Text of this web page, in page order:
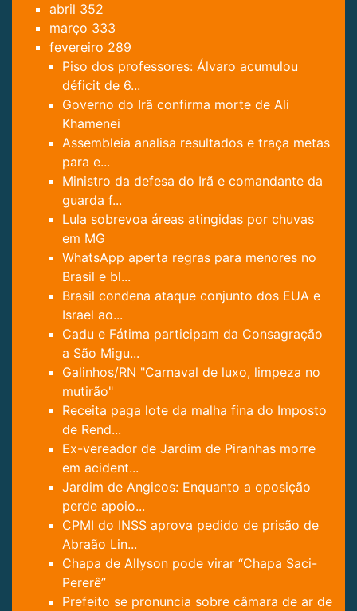
abril 352
março 333
fevereiro 289
Piso dos professores: Álvaro acumulou
déficit de 6...
Governo do Irã confirma morte de Ali
Khamenei
Assembleia analisa resultados e traça metas
para e...
Ministro da defesa do Irã e comandante da
guarda f...
Lula sobrevoa áreas atingidas por chuvas
em MG
WhatsApp aperta regras para menores no
Brasil e bl...
Brasil condena ataque conjunto dos EUA e
Israel ao...
Cadu e Fátima participam da Consagração
a São Migu...
Galinhos/RN "Carnaval de luxo, limpeza no
mutirão"
Receita paga lote da malha fina do Imposto
de Rend...
Ex-vereador de Jardim de Piranhas morre
em acident...
Jardim de Angicos: Enquanto a oposição
perde apoio...
CPMI do INSS aprova pedido de prisão de
Abraão Lin...
Chapa de Allyson pode virar “Chapa Saci-
Pererê”
Prefeito se pronuncia sobre câmara de ar de